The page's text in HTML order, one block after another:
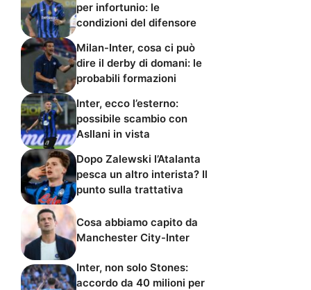
per infortunio: le
condizioni del difensore
Milan-Inter, cosa ci può
dire il derby di domani: le
probabili formazioni
Inter, ecco l’esterno:
possibile scambio con
Asllani in vista
Dopo Zalewski l’Atalanta
pesca un altro interista? Il
punto sulla trattativa
Cosa abbiamo capito da
Manchester City-Inter
Inter, non solo Stones:
accordo da 40 milioni per